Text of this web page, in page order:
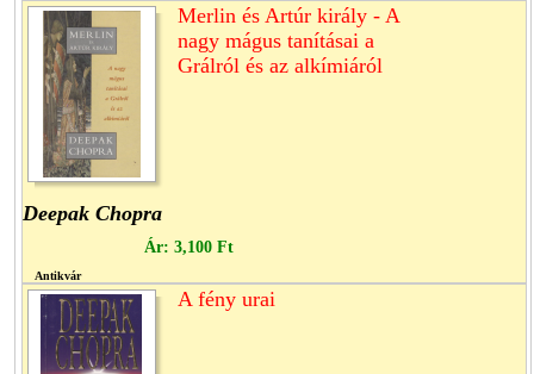
Merlin és Artúr király - A
nagy mágus tanításai a
Grálról és az alkímiáról
Deepak Chopra
Ár: 3,100 Ft
Antikvár
A fény urai